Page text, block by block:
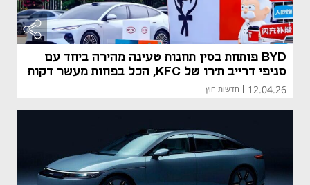
BYD פותחת בסין תחנות טעינה מהירה ביחד עם
סניפי דרייב ת'רו של KFC, הכל בפחות מעשר דקות
12.04.26 חדשות חוץ